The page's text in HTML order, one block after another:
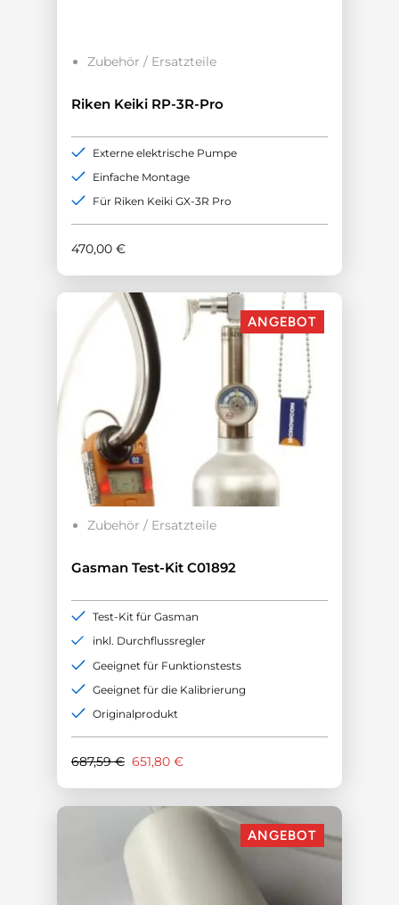
Zubehör / Ersatzteile
Riken Keiki RP-3R-Pro
470,00 €
Externe elektrische Pumpe
Einfache Montage
Für Riken Keiki GX-3R Pro
ANGEBOT
Zubehör / Ersatzteile
Gasman Test-Kit C01892
687,59€ Ursprünglicher
Preis
war:
651,80€Aktueller
ist:
Test-Kit für Gasman
inkl. Durchflussregler
Geeignet für Funktionstests
Geeignet für die Kalibrierung
Originalprodukt
ANGEBOT